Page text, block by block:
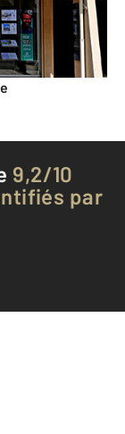
9,2/10
par